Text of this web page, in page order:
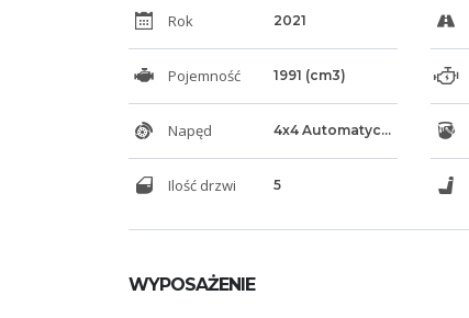
Rok 2021
Pojemność 1991 (cm3)
Napęd 4x4 Automatyczny
Ilość drzwi 5
WYPOSAŻENIE